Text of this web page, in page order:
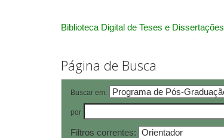
Biblioteca Digital de Teses e Dissertações
Página de Busca
Buscar em:
por
Filtros correntes: